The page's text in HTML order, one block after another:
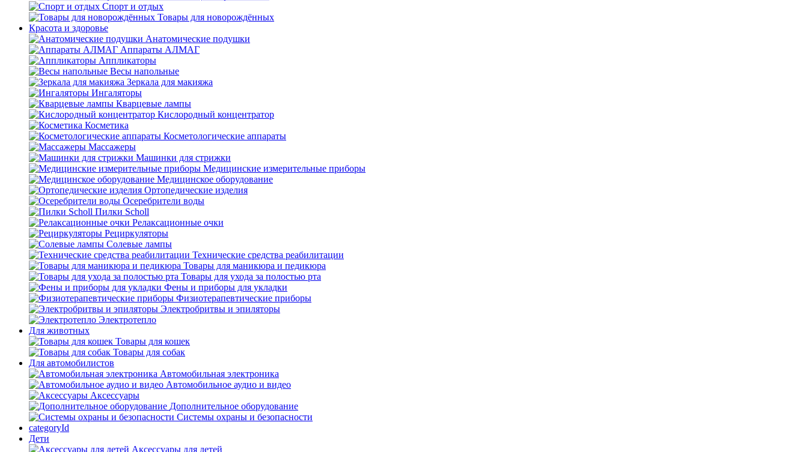
Спорт и отдых
Товары для новорождённых
Красота и здоровье
Анатомические подушки
Аппараты АЛМАГ
Аппликаторы
Весы напольные
Зеркала для макияжа
Ингаляторы
Кварцевые лампы
Кислородный концентратор
Косметика
Косметологические аппараты
Массажеры
Машинки для стрижки
Медицинские измерительные приборы
Медицинское оборудование
Ортопедические изделия
Осеребрители воды
Пилки Scholl
Релаксационные очки
Рециркуляторы
Солевые лампы
Технические средства реабилитации
Товары для маникюра и педикюра
Товары для ухода за полостью рта
Фены и приборы для укладки
Физиотерапевтические приборы
Электробритвы и эпиляторы
Электротепло
Для животных
Товары для кошек
Товары для собак
Для автомобилистов
Автомобильная электроника
Автомобильное аудио и видео
Аксессуары
Дополнительное оборудование
Системы охраны и безопасности
categoryId
Дети
Аксессуары для детей